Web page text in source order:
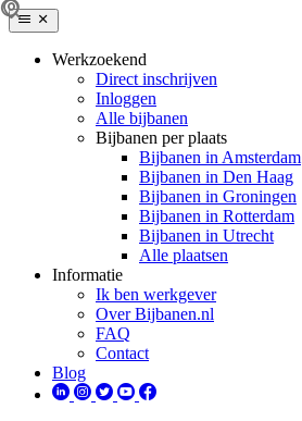
Werkzoekend
Direct inschrijven
Inloggen
Alle bijbanen
Bijbanen per plaats
Bijbanen in Amsterdam
Bijbanen in Den Haag
Bijbanen in Groningen
Bijbanen in Rotterdam
Bijbanen in Utrecht
Alle plaatsen
Informatie
Ik ben werkgever
Over Bijbanen.nl
FAQ
Contact
Blog